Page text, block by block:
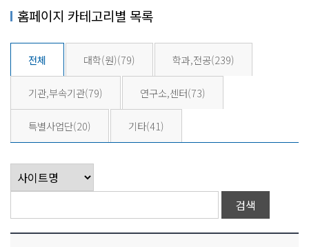
홈페이지 카테고리별 목록
전체 대학(원)(79) 학과,전공(239)
기관,부속기관(79) 연구소,센터(73)
특별사업단(20) 기타(41)